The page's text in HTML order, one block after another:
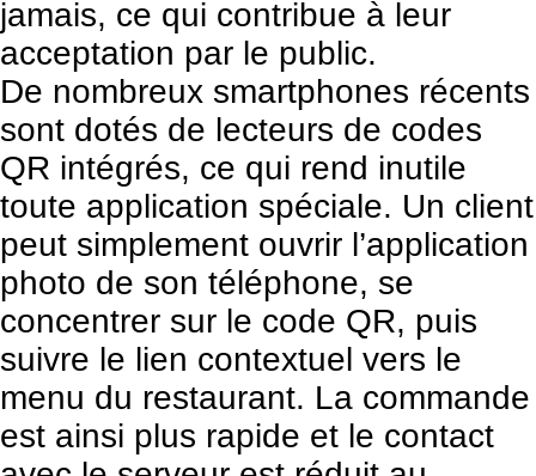
jamais, ce qui contribue à leur
acceptation par le public.
De nombreux smartphones récents
sont dotés de lecteurs de codes
QR intégrés, ce qui rend inutile
toute application spéciale. Un client
peut simplement ouvrir l’application
photo de son téléphone, se
concentrer sur le code QR, puis
suivre le lien contextuel vers le
menu du restaurant. La commande
est ainsi plus rapide et le contact